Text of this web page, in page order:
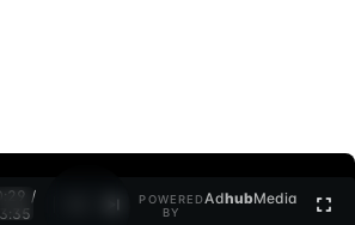
/
3:35
POWERED
BY
AdhubMedia